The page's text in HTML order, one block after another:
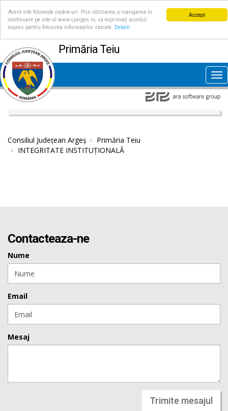
Accept
Acest site folosește cookie-uri. Prin utilizarea și navigarea în
continuare pe site-ul www.cjarges.ro, vă exprimați acordul
expres pentru folosirea informațiilor stocate.
Detalii
Primăria Teiu
Consiliul Județean Argeș
Primăria Teiu
INTEGRITATE INSTITUȚIONALĂ
Contacteaza-ne
Nume
Email
Mesaj
Trimite mesajul